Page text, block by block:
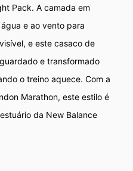
Pack. A camada em
e ao vento para
e este casaco de
e transformado
o treino aquece. Com a
Marathon, este estilo é
da New Balance